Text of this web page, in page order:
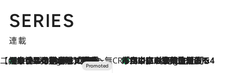
SERIES
連載
【CREA×星野リゾート】唯一無二。癒しと発見が待つ場所へ
8 Hours Ago
【トンボの足水浴】ヒノキの香りに包まれて涼感マックス！約13℃の湧水かけ流しを避暑地「星野温泉 トンボの湯」で体験 CREA'S CHOICE
10 Hours Ago
「立川にも歌舞伎があるんだよ」 片岡仁左衛門・市川中車ら豪華座組みで4年目の立川立飛歌舞伎へ